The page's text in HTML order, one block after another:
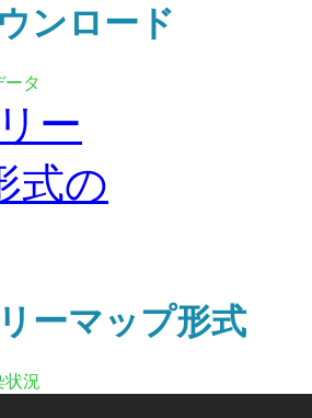
ンロード
ータ
ーマップ形式
状況